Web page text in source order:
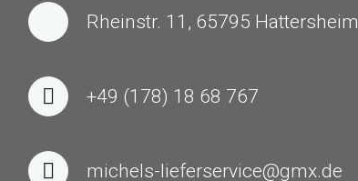
Rheinstr. 11, 65795 Hattersheim
+49 (178) 18 68 767
michels-lieferservice@gmx.de